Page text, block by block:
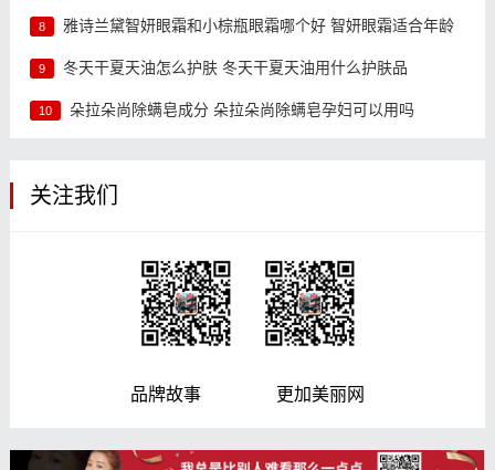
8 雅诗兰黛智妍眼霜和小棕瓶眼霜哪个好 智妍眼霜适合年龄
9 冬天干夏天油怎么护肤 冬天干夏天油用什么护肤品
10 朵拉朵尚除螨皂成分 朵拉朵尚除螨皂孕妇可以用吗
关注我们
品牌故事 更加美丽网